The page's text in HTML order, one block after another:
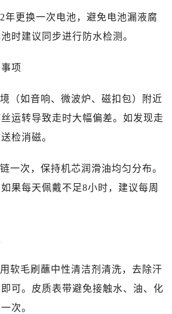
呼和浩特市玉泉区大学西街70号华润万象城写字楼（鄂尔多斯大厦）23层2326室劳力士售后服务中心（需提前预约）
年更换一次电池，避免电池漏液腐
时建议同步进行防水检测。
项
（如音响、微波炉、磁扣包）附近
运转导致走时大幅偏差。如发现走
检消磁。
一次，保持机芯润滑油均匀分布。
果每天佩戴不足8小时，建议每周
软毛刷蘸中性清洁剂清洗，去除汗
可。皮质表带避免接触水、油、化
次。